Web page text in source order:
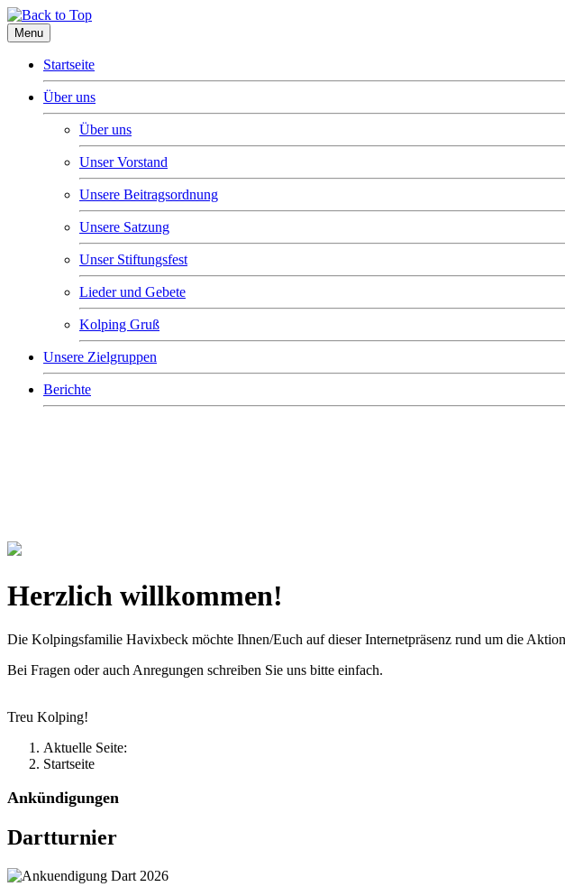
Menu
Startseite
Über uns
Über uns
Unser Vorstand
Unsere Beitragsordnung
Unsere Satzung
Unser Stiftungsfest
Lieder und Gebete
Kolping Gruß
Unsere Zielgruppen
Berichte
Herzlich willkommen!
Die Kolpingsfamilie Havixbeck möchte Ihnen/Euch auf dieser Internetpräsenz rund um die
Bei Fragen oder auch Anregungen schreiben Sie uns bitte einfach.
Treu Kolping!
Aktuelle Seite:
Startseite
Ankündigungen
Dartturnier